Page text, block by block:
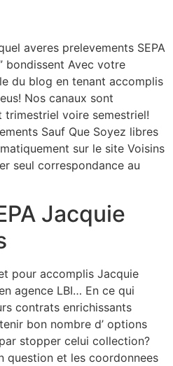
averes prelevements SEPA
bondissent Avec votre
du blog en tenant accomplis
Nos canaux sont
trimestriel voire semestriel!
Sauf Que Soyez libres
sur le site Voisins
seul correspondance au
Jacquie
pour accomplis Jacquie
agence LBI… En ce qui
contrats enrichissants
bon nombre d’ options
stopper celui collection?
question et les coordonnees